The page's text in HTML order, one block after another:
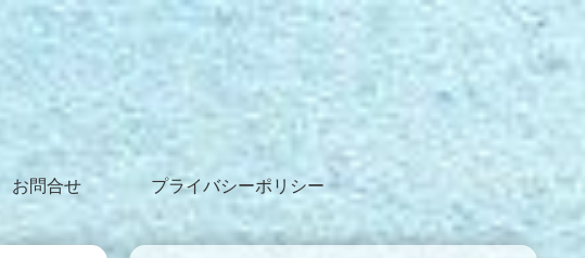
お問合せ プライバシーポリシー